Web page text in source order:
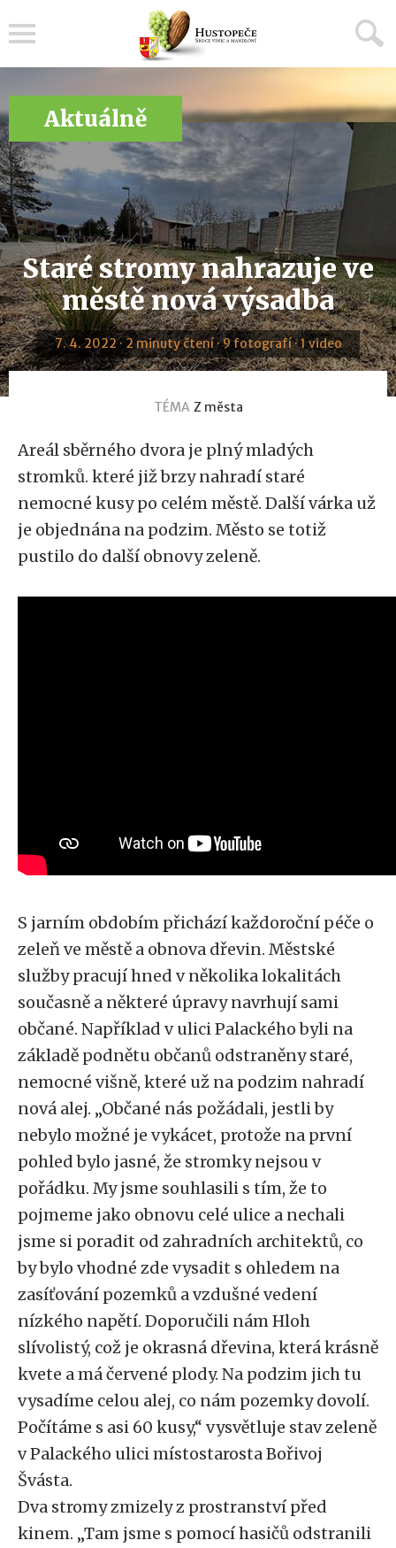
Aktuálně
Staré stromy nahrazuje ve
městě nová výsadba
7. 4. 2022 · 2 minuty čtení · 9 fotografí · 1 video
TÉMA Z města
Areál sběrného dvora je plný mladých
stromků. které již brzy nahradí staré
nemocné kusy po celém městě. Další várka už
je objednána na podzim. Město se totiž
pustilo do další obnovy zeleně.
S jarním obdobím přichází každoroční péče o
zeleň ve městě a obnova dřevin. Městské
služby pracují hned v několika lokalitách
současně a některé úpravy navrhují sami
občané. Například v ulici Palackého byli na
základě podnětu občanů odstraněny staré,
nemocné višně, které už na podzim nahradí
nová alej. „Občané nás požádali, jestli by
nebylo možné je vykácet, protože na první
pohled bylo jasné, že stromky nejsou v
pořádku. My jsme souhlasili s tím, že to
pojmeme jako obnovu celé ulice a nechali
jsme si poradit od zahradních architektů, co
by bylo vhodné zde vysadit s ohledem na
zasíťování pozemků a vzdušné vedení
nízkého napětí. Doporučili nám Hloh
slívolistý, což je okrasná dřevina, která krásně
kvete a má červené plody. Na podzim jich tu
vysadíme celou alej, co nám pozemky dovolí.
Počítáme s asi 60 kusy,“ vysvětluje stav zeleně
v Palackého ulici místostarosta Bořivoj
Švásta.
Dva stromy zmizely z prostranství před
kinem. „Tam jsme s pomocí hasičů odstranili